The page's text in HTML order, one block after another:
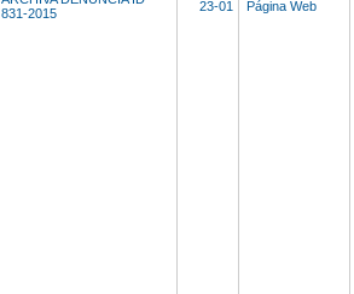
831-2015
23-01 Página Web